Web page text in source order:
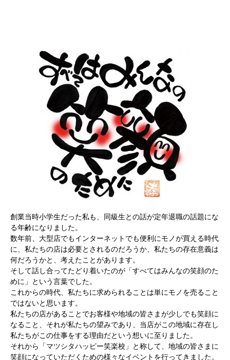
創業当時小学生だった私も、同級生との話が定年退職の話題にな
る年齢になりました。
数年前、大型店でもインターネットでも便利にモノが買える時代
に、私たちの店は必要とされるのだろうか、私たちの存在意義は
何だろうかと、考えたことがあります。
そして話し合ってたどり着いたのが「すべてはみんなの笑顔のた
めに」という言葉でした。
これからの時代、私たちに求められることは単にモノを売ること
ではないと思います。
私たちの店があることでお客様や地域の皆さまが少しでも笑顔に
なること、それが私たちの望みであり、当店がこの地域に存在し
私たちがこの仕事をする理由だという想いに至りました。
それから「マツシタハッピー笑楽校」と称して、地域の皆さまに
笑顔になっていただくための様々なイベントを行ってきました。